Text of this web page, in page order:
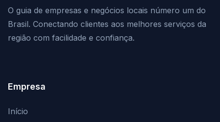
O guia de empresas e negócios locais número um do
Brasil. Conectando clientes aos melhores serviços da
região com facilidade e confiança.
Empresa
Início